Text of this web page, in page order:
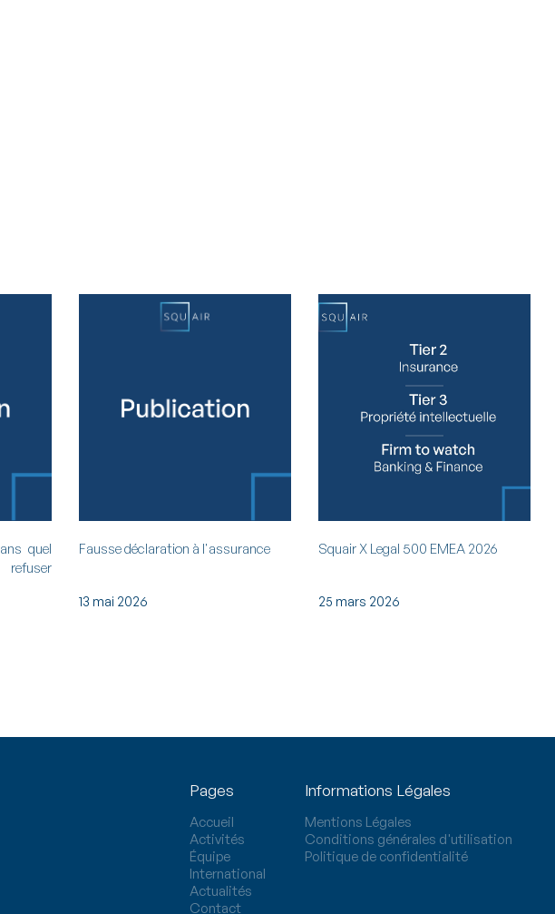
quel
Fausse déclaration à l'assurance
13 mai 2026
Squair X Legal 500 EMEA 2026
25 mars 2026
Pages
Accueil
Activités
Équipe
International
Actualités
Contact
Informations Légales
Mentions Légales
Conditions générales d'utilisation
Politique de confidentialité